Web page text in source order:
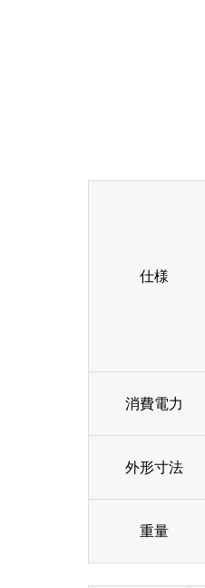
仕様
消費電力
外形寸法
重量